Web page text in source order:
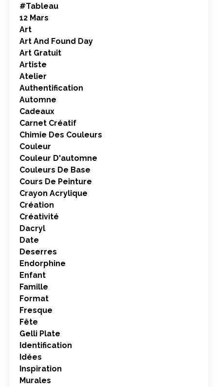
#tableau
12 Mars
Art
Art And Found Day
Art Gratuit
Artiste
Atelier
Authentification
Automne
Cadeaux
Carnet Créatif
Chimie Des Couleurs
Couleur
Couleur D'automne
Couleurs De Base
Cours De Peinture
Crayon Acrylique
Création
Créativité
Dacryl
Date
Deserres
Endorphine
Enfant
Famille
Format
Fresque
Fête
Gelli Plate
Identification
Idées
Inspiration
Murales